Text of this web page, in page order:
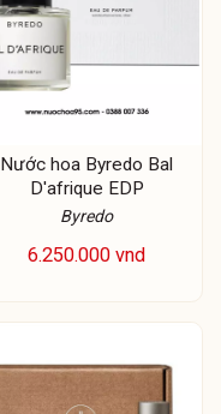
Nước hoa Byredo Bal
D'afrique EDP
Byredo
6.250.000 vnd